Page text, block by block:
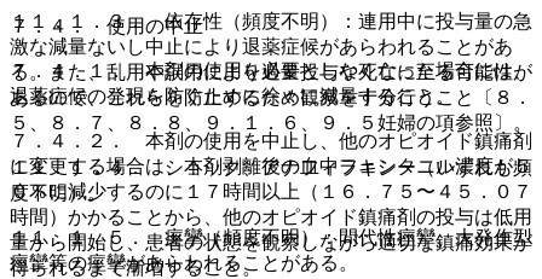
１１．１．３． 依存性（頻度不明）：連用中に投与量の急
激な減量ないし中止により退薬症候があらわれることがあ
る。また、乱用や誤用により過量投与や死亡に至る可能性が
あるので、これらを防止するため観察を十分行うこと〔８．
５、８．７、８．８、９．１．６、９．５妊婦の項参照〕。
１１．１．４． ショック、アナフィラキシー（いずれも頻
度不明）。
１１．１．５． 痙攣（頻度不明）：間代性痙攣、大発作型
痙攣等の痙攣があらわれることがある。
７．４． 使用の中止
７．４．１． 本剤の使用を必要としなくなった場合には、
退薬症候の発現を防ぐために徐々に減量すること。
７．４．２． 本剤の使用を中止し、他のオピオイド鎮痛剤
に変更する場合は、本剤剥離後の血中フェンタニル濃度が５
０％に減少するのに１７時間以上（１６．７５〜４５．０７
時間）かかることから、他のオピオイド鎮痛剤の投与は低用
量から開始し、患者の状態を観察しながら適切な鎮痛効果が
得られるまで漸増すること。